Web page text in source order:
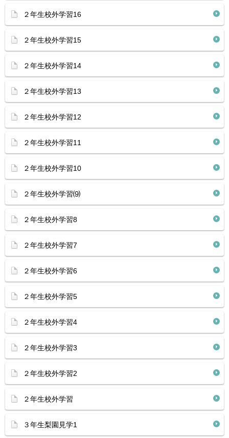
２年生校外学習16
２年生校外学習15
２年生校外学習14
２年生校外学習13
２年生校外学習12
２年生校外学習11
２年生校外学習10
２年生校外学習⑼
２年生校外学習8
２年生校外学習7
２年生校外学習6
２年生校外学習5
２年生校外学習4
２年生校外学習3
２年生校外学習2
２年生校外学習
３年生梨園見学1